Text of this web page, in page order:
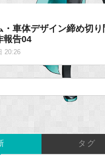
・車体デザイン締め切り
報告04
20:26
タグ